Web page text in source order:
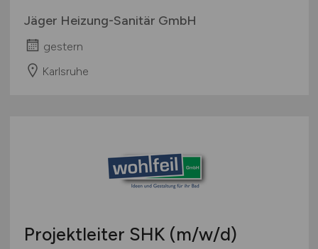
Jäger Heizung-Sanitär GmbH
gestern
Karlsruhe
Projektleiter SHK (m/w/d)